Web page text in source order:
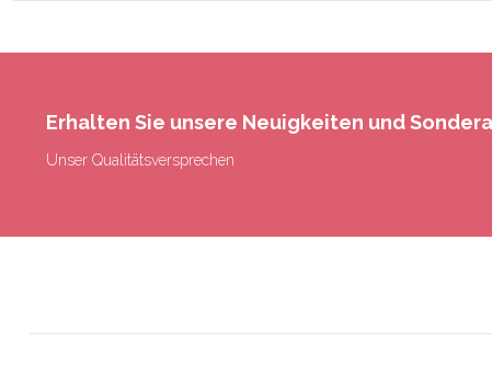
Erhalten Sie unsere Neuigkeiten und
Unser Qualitätsversprechen